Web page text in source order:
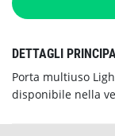
DETTAGLI
Porta multiuso
disponibile nella